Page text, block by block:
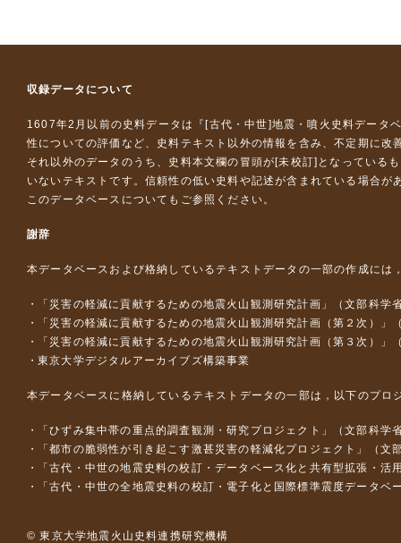
収録データについて
1607年2月以前の史料データは『 [古代・中世]地震・噴火史料データ
性についての評価など、史料テキスト以外の情報を含み、不定期に改
それ以外のデータのうち、史料本文欄の冒頭が[未校訂]となっている
いないテキストです。信頼性の低い史料や記述が含まれている場合が
このデータベースについて もご参照ください。
謝辞
本データベースおよび格納しているテキストデータの一部の作成には
「災害の軽減に貢献するための地震火山観測研究計画」（文部科学
「災害の軽減に貢献するための地震火山観測研究計画（第２次）」
「災害の軽減に貢献するための地震火山観測研究計画（第３次）」
東京大学デジタルアーカイブズ構築事業
本データベースに格納しているテキストデータの一部は，以下のプロ
「ひずみ集中帯の重点的調査観測・研究プロジェクト」（文部科
「都市の脆弱性が引き起こす激甚災害の軽減化プロジェクト」（
「古代・中世の地震史料の校訂・データベース化と共有型拡張・
「古代・中世の全地震史料の校訂・電子化と国際標準震度データ
© 東京大学地震火山史料連携研究機構